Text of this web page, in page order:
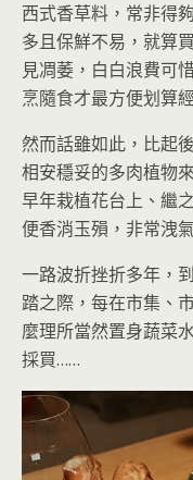
西式香草料，常非得
多且保鮮不易，就算
見凋萎，白白浪費可
烹隨食才最方便划算
然而話雖如此，比起
相安穩妥的多肉植物
早年栽植花台上、繼
便香消玉殞，非常洩
一路波折挫折多年，
踏之際，每在市集、
麼理所當然置身蔬菜
採買……